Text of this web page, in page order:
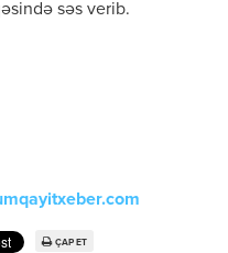
səs verib.
ÇAP ET